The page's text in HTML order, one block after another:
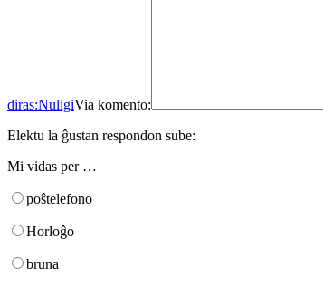
diras:NuligiVia komento:
Elektu la ĝustan respondon sube:
Mi vidas per …
poŝtelefono
Horloĝo
bruna